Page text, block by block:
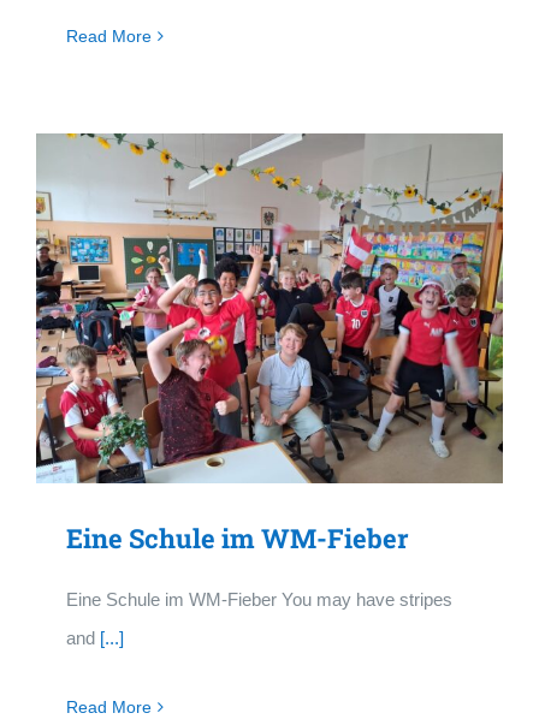
Read More
Eine Schule im WM-Fieber
Eine Schule im WM-Fieber You may have stripes
and [...]
Read More